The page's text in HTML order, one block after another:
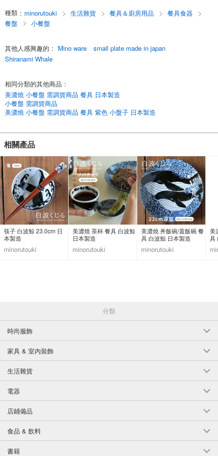
Minoru Toki Minoyaki 日本陶瓷器皿 日本製造 餐具 日式餐具 西式餐具 生
庭咖啡館
English
種類 : minorutouki 生活雜貨 餐具＆廚房用品
餐具食器
餐盤
小餐盤
其他人感興趣的 : Mino ware
small plate made in japan
Shiranami Whale
相同分類的其他商品 :
美濃燒 小餐盤 需調貨商品 餐具 日本製造
小餐盤 需調貨商品
美濃燒 小餐盤 需調貨商品 餐具 紫色 小盤子 日本製造
相關產品
筷子 白波鯨 23.0cm 日
本製造
minorutouki
美濃燒 茶杯 餐具 白波鯨
日本製造
minorutouki
美濃燒 丼飯碗/蓋飯碗 餐
具 白波鯨 日本製造
minorutouki
美
具
分類
時尚服飾
家具 & 室內裝飾
生活雜貨
電器
店鋪備品
食品 & 飲料
書籍